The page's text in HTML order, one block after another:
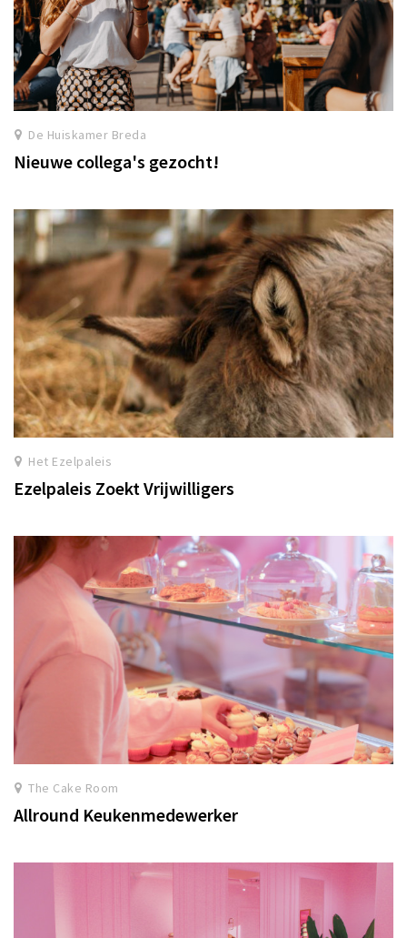
De Huiskamer Breda
Nieuwe collega's gezocht!
Het Ezelpaleis
Ezelpaleis Zoekt Vrijwilligers
The Cake Room
Allround Keukenmedewerker